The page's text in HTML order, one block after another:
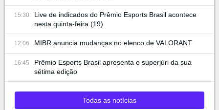
15:30
Live de indicados do Prêmio Esports Brasil acontece
nesta quinta-feira (19)
12:06 MIBR anuncia mudanças no elenco de VALORANT
16:45
Prêmio Esports Brasil apresenta o superjúri da sua
sétima edição
Todas as notícias